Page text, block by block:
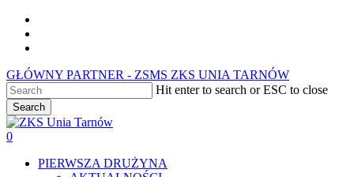
Skip
main
GŁÓWNY PARTNER - ZSMS ZKS UNIA TARNÓW
Hit enter to search or ESC to close
Search
Close
Search
0
PIERWSZA DRUŻYNA